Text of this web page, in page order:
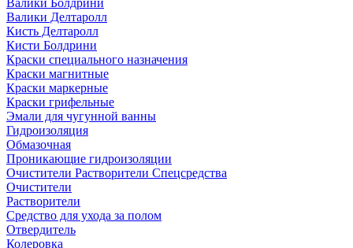
Валики Болдрини
Валики Делтаролл
Кисть Делтаролл
Кисти Болдрини
Краски специального назначения
Краски магнитные
Краски маркерные
Краски грифельные
Эмали для чугунной ванны
Гидроизоляция
Обмазочная
Проникающие гидроизоляции
Очистители Растворители Спецсредства
Очистители
Растворители
Средство для ухода за полом
Отвердитель
Колеровка